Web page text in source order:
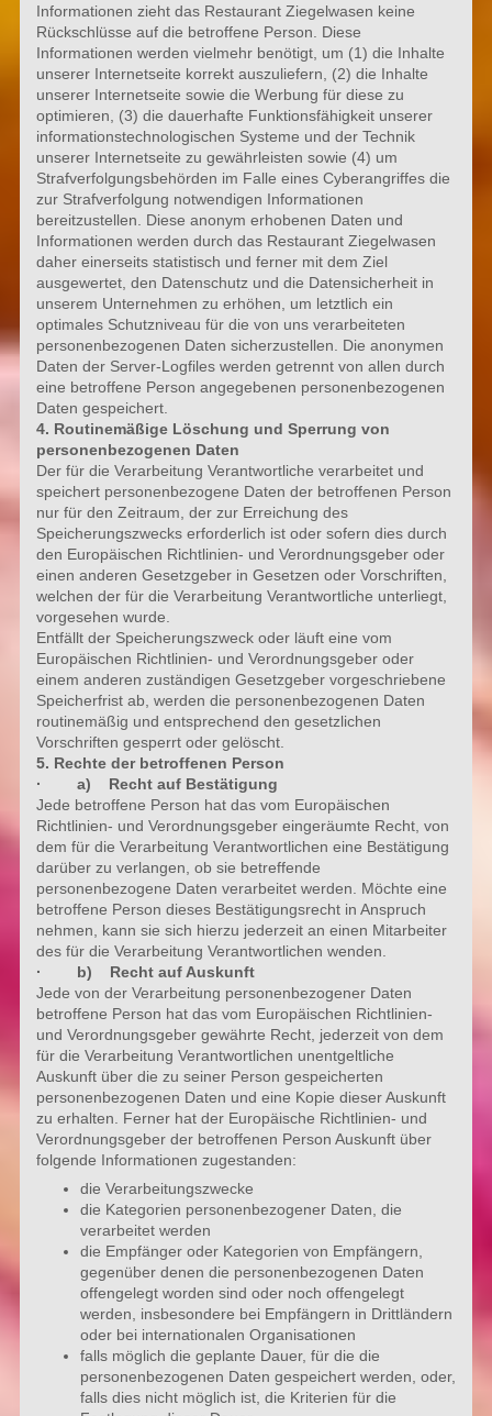
Informationen zieht das Restaurant Ziegelwasen keine
Rückschlüsse auf die betroffene Person. Diese
Informationen werden vielmehr benötigt, um (1) die Inhalte
unserer Internetseite korrekt auszuliefern, (2) die Inhalte
unserer Internetseite sowie die Werbung für diese zu
optimieren, (3) die dauerhafte Funktionsfähigkeit unserer
informationstechnologischen Systeme und der Technik
unserer Internetseite zu gewährleisten sowie (4) um
Strafverfolgungsbehörden im Falle eines Cyberangriffes die
zur Strafverfolgung notwendigen Informationen
bereitzustellen. Diese anonym erhobenen Daten und
Informationen werden durch das Restaurant Ziegelwasen
daher einerseits statistisch und ferner mit dem Ziel
ausgewertet, den Datenschutz und die Datensicherheit in
unserem Unternehmen zu erhöhen, um letztlich ein
optimales Schutzniveau für die von uns verarbeiteten
personenbezogenen Daten sicherzustellen. Die anonymen
Daten der Server-Logfiles werden getrennt von allen durch
eine betroffene Person angegebenen personenbezogenen
Daten gespeichert.
4. Routinemäßige Löschung und Sperrung von
personenbezogenen Daten
Der für die Verarbeitung Verantwortliche verarbeitet und
speichert personenbezogene Daten der betroffenen Person
nur für den Zeitraum, der zur Erreichung des
Speicherungszwecks erforderlich ist oder sofern dies durch
den Europäischen Richtlinien- und Verordnungsgeber oder
einen anderen Gesetzgeber in Gesetzen oder Vorschriften,
welchen der für die Verarbeitung Verantwortliche unterliegt,
vorgesehen wurde.
Entfällt der Speicherungszweck oder läuft eine vom
Europäischen Richtlinien- und Verordnungsgeber oder
einem anderen zuständigen Gesetzgeber vorgeschriebene
Speicherfrist ab, werden die personenbezogenen Daten
routinemäßig und entsprechend den gesetzlichen
Vorschriften gesperrt oder gelöscht.
5. Rechte der betroffenen Person
· a) Recht auf Bestätigung
Jede betroffene Person hat das vom Europäischen
Richtlinien- und Verordnungsgeber eingeräumte Recht, von
dem für die Verarbeitung Verantwortlichen eine Bestätigung
darüber zu verlangen, ob sie betreffende
personenbezogene Daten verarbeitet werden. Möchte eine
betroffene Person dieses Bestätigungsrecht in Anspruch
nehmen, kann sie sich hierzu jederzeit an einen Mitarbeiter
des für die Verarbeitung Verantwortlichen wenden.
· b) Recht auf Auskunft
Jede von der Verarbeitung personenbezogener Daten
betroffene Person hat das vom Europäischen Richtlinien-
und Verordnungsgeber gewährte Recht, jederzeit von dem
für die Verarbeitung Verantwortlichen unentgeltliche
Auskunft über die zu seiner Person gespeicherten
personenbezogenen Daten und eine Kopie dieser Auskunft
zu erhalten. Ferner hat der Europäische Richtlinien- und
Verordnungsgeber der betroffenen Person Auskunft über
folgende Informationen zugestanden:
die Verarbeitungszwecke
die Kategorien personenbezogener Daten, die
verarbeitet werden
die Empfänger oder Kategorien von Empfängern,
gegenüber denen die personenbezogenen Daten
offengelegt worden sind oder noch offengelegt
werden, insbesondere bei Empfängern in Drittländern
oder bei internationalen Organisationen
falls möglich die geplante Dauer, für die die
personenbezogenen Daten gespeichert werden, oder,
falls dies nicht möglich ist, die Kriterien für die